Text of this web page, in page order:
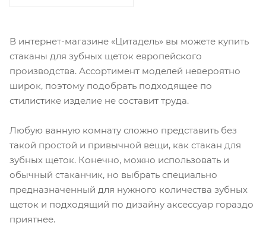
В интернет-магазине «Цитадель» вы можете купить
стаканы для зубных щеток европейского
производства. Ассортимент моделей невероятно
широк, поэтому подобрать подходящее по
стилистике изделие не составит труда.
Любую ванную комнату сложно представить без
такой простой и привычной вещи, как стакан для
зубных щеток. Конечно, можно использовать и
обычный стаканчик, но выбрать специально
предназначенный для нужного количества зубных
щеток и подходящий по дизайну аксессуар гораздо
приятнее.